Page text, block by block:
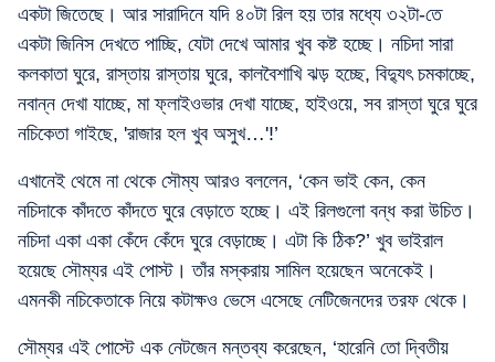
একটা জিতেছে। আর সারাদিনে যদি ৪০টা রিল হয় তার মধ্যে ৩২টা-তে
একটা জিনিস দেখতে পাচ্ছি, যেটা দেখে আমার খুব কষ্ট হচ্ছে। নচিদা সারা
কলকাতা ঘুরে, রাস্তায় রাস্তায় ঘুরে, কালবৈশাখি ঝড় হচ্ছে, বিদ্যুৎ চমকাচ্ছে,
নবান্ন দেখা যাচ্ছে, মা ফ্লাইওভার দেখা যাচ্ছে, হাইওয়ে, সব রাস্তা ঘুরে ঘুরে
নচিকেতা গাইছে, 'রাজার হল খুব অসুখ…'!’
এখানেই থেমে না থেকে সৌম্য আরও বললেন, ‘কেন ভাই কেন, কেন
নচিদাকে কাঁদতে কাঁদতে ঘুরে বেড়াতে হচ্ছে। এই রিলগুলো বন্ধ করা উচিত।
নচিদা একা একা কেঁদে কেঁদে ঘুরে বেড়াচ্ছে। এটা কি ঠিক?’ খুব ভাইরাল
হয়েছে সৌম্যর এই পোস্ট। তাঁর মস্করায় সামিল হয়েছেন অনেকেই।
এমনকী নচিকেতাকে নিয়ে কটাক্ষও ভেসে এসেছে নেটিজেনদের তরফ থেকে।
সৌম্যর এই পোস্টে এক নেটজেন মন্তব্য করেছেন, ‘হারেনি তো দ্বিতীয়